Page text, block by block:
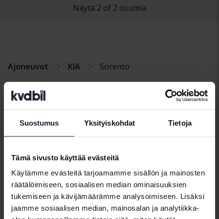
Suostumus Yksityiskohdat Tietoja
Tämä sivusto käyttää evästeitä
Käytämme evästeitä tarjoamamme sisällön ja mainosten
räätälöimiseen, sosiaalisen median ominaisuuksien
tukemiseen ja kävijämäärämme analysoimiseen. Lisäksi
jaamme sosiaalisen median, mainosalan ja analytiikka-
Näytä 2 of 2 osumia
Ajoneuvot KIA Sorento
KIAmallit
KIA EV6
KIA Rio
KIA Sportage
Automerkit